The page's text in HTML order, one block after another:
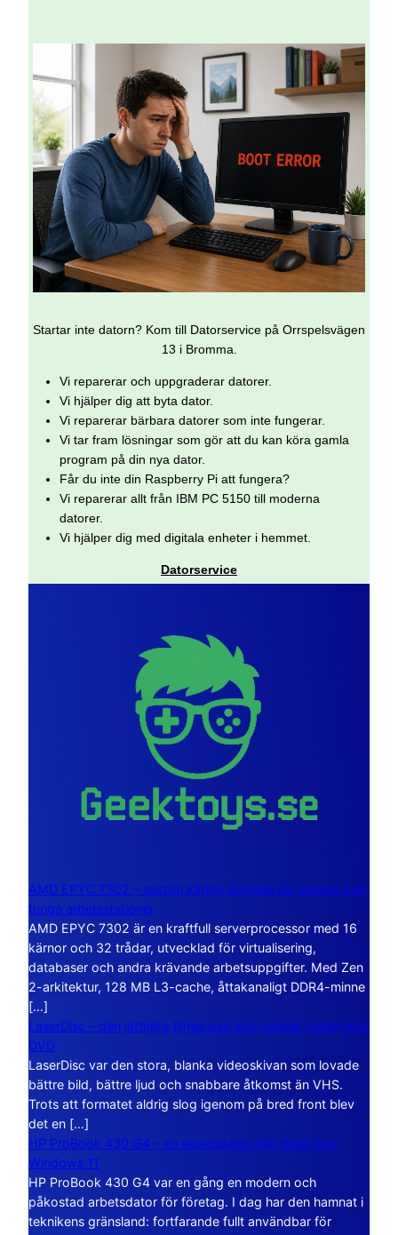
Startar inte datorn? Kom till Datorservice på Orrspelsvägen
13 i Bromma.
Vi reparerar och uppgraderar datorer.
Vi hjälper dig att byta dator.
Vi reparerar bärbara datorer som inte fungerar.
Vi tar fram lösningar som gör att du kan köra gamla
program på din nya dator.
Får du inte din Raspberry Pi att fungera?
Vi reparerar allt från IBM PC 5150 till moderna
datorer.
Vi hjälper dig med digitala enheter i hemmet.
Datorservice
AMD EPYC 7302 – sexton kärnor byggda för servrar och
tunga arbetsstationer
AMD EPYC 7302 är en kraftfull serverprocessor med 16
kärnor och 32 trådar, utvecklad för virtualisering,
databaser och andra krävande arbetsuppgifter. Med Zen
2-arkitektur, 128 MB L3-cache, åttakanaligt DDR4-minne
[…]
LaserDisc – den jättelika filmskivan som visade vägen mot
DVD
LaserDisc var den stora, blanka videoskivan som lovade
bättre bild, bättre ljud och snabbare åtkomst än VHS.
Trots att formatet aldrig slog igenom på bred front blev
det en […]
HP ProBook 430 G4 – en arbetsdator från tiden före
Windows 11
HP ProBook 430 G4 var en gång en modern och
påkostad arbetsdator för företag. I dag har den hamnat i
teknikens gränsland: fortfarande fullt användbar för